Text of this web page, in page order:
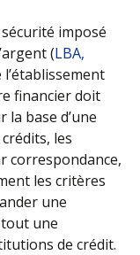
imposé
(LBA,
financier doit
base d’une
les
correspondance,
les critères
une
tout une
de crédit.